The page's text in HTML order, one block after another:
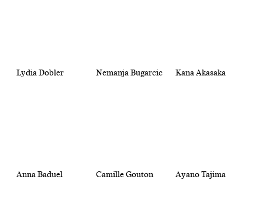
Lydia Dobler Nemanja Bugarcic Kana Akasaka
Anna Baduel Camille Gouton Ayano Tajima